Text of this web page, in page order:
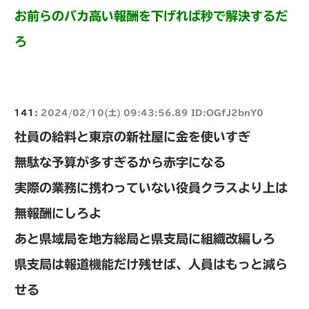
お前らのバカ高い報酬を下げれば秒で解決するだ
ろ
141: 2024/02/10(土) 09:43:56.89 ID:OGfJ2bnY0
社員の給料と東京の新社屋に金を使いすぎ
無駄な予算が多すぎるから赤字になる
実際の業務に携わっていない役員クラスより上は
無報酬にしろよ
あと県域局を地方総局と県支局に組織改編しろ
県支局は報道機能だけ残せば、人員はもっと減ら
せる